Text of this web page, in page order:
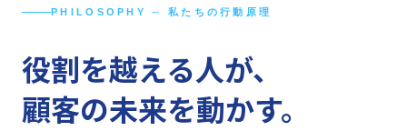
PHILOSOPHY ─ 私たちの行動原理
役割を越える人が、
顧客の未来を動かす。